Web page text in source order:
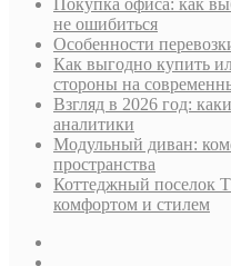
Покупка офиса: как
не ошибиться
Особенности
Как выгодно купить
стороны на
Взгляд в 2026 год:
аналитики
Модульный диван:
пространства
Коттеджный
комфортом и стилем